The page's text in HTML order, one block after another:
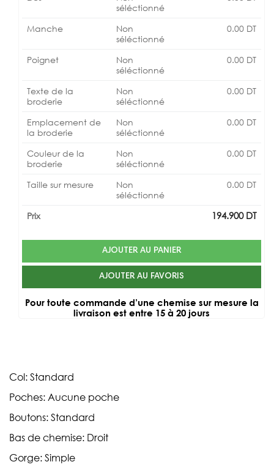
séléctionné
Manche
Non
séléctionné
0.00 DT
Poignet
Non
séléctionné
0.00 DT
Texte de la
broderie
Non
séléctionné
0.00 DT
Emplacement de
la broderie
Non
séléctionné
0.00 DT
Couleur de la
broderie
Non
séléctionné
0.00 DT
Taille sur mesure
Non
séléctionné
0.00 DT
Prix 194.900DT
AJOUTER AU PANIER
AJOUTER AU FAVORIS
Pour toute commande d’une chemise sur mesure la
livraison est entre 15 à 20 jours
Col: Standard
Poches: Aucune poche
Boutons: Standard
Bas de chemise: Droit
Gorge: Simple